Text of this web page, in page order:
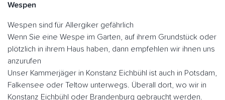
Wespen
Wespen sind für Allergiker gefährlich
Wenn Sie eine Wespe im Garten, auf ihrem Grundstück oder
plötzlich in ihrem Haus haben, dann empfehlen wir ihnen uns
anzurufen
Unser Kammerjäger in Konstanz Eichbühl ist auch in Potsdam,
Falkensee oder Teltow unterwegs. Überall dort, wo wir in
Konstanz Eichbühl oder Brandenburg gebraucht werden.